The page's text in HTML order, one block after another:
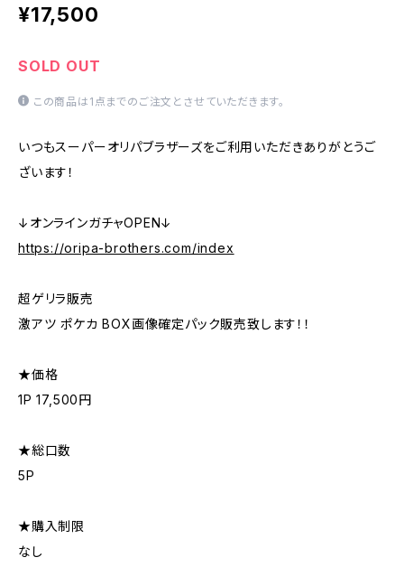
¥17,500
SOLD OUT
この商品は1点までのご注文とさせていただきます。
いつもスーパーオリパブラザーズをご利用いただきありがとうご
ざいます！
↓オンラインガチャOPEN↓
https://oripa-brothers.com/index
超ゲリラ販売
激アツ ポケカ BOX画像確定パック販売致します！！
★価格
1P 17,500円
★総口数
5P
★購入制限
なし